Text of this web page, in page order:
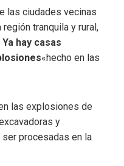
las ciudades vecinas
región tranquila y rural,
Ya hay casas
«hecho en las
las explosiones de
y
procesadas en la